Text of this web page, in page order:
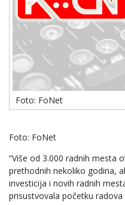
Foto: FoNet
Foto: FoNet
“Više od 3.000 radnih mesta
prethodnih nekoliko godina,
investicija i novih radnih
prisustvovala početku